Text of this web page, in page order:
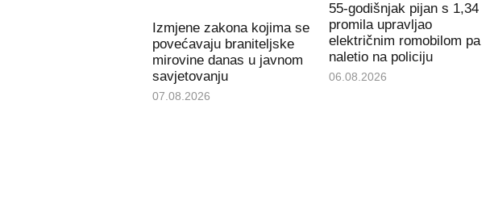
Izmjene zakona kojima se
povećavaju braniteljske
mirovine danas u javnom
savjetovanju
07.08.2026
55-godišnjak pijan s 1,34
promila upravljao
električnim romobilom pa
naletio na policiju
06.08.2026